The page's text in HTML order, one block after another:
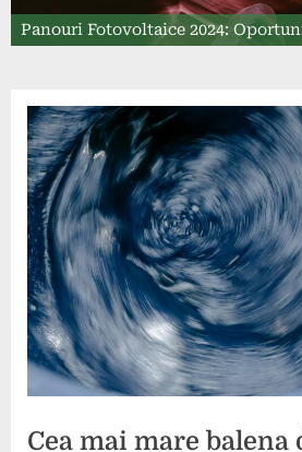
Panouri Fotovoltaice 2024:
Cea mai mare balena